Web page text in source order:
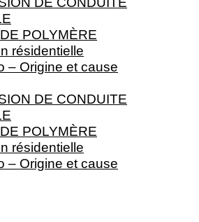
POLYMÈRE
résidentielle
– Origine et cause
DE CONDUITE
POLYMÈRE
résidentielle
– Origine et cause